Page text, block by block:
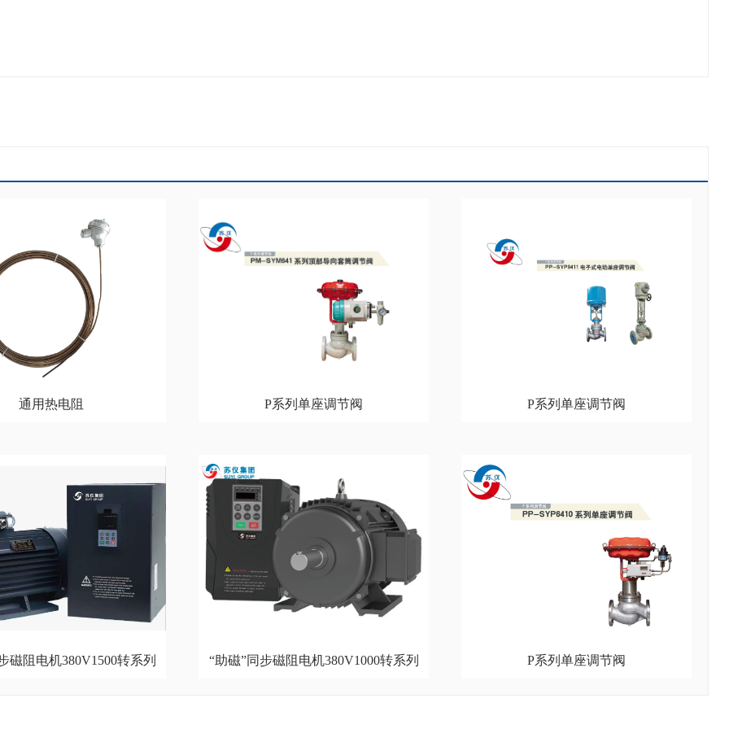
通用热电阻 P系列单座调节阀 P系列单座调节阀
磁阻电机380V1500转系列 “助磁”同步磁阻电机380V1000转系列 P系列单座调节阀